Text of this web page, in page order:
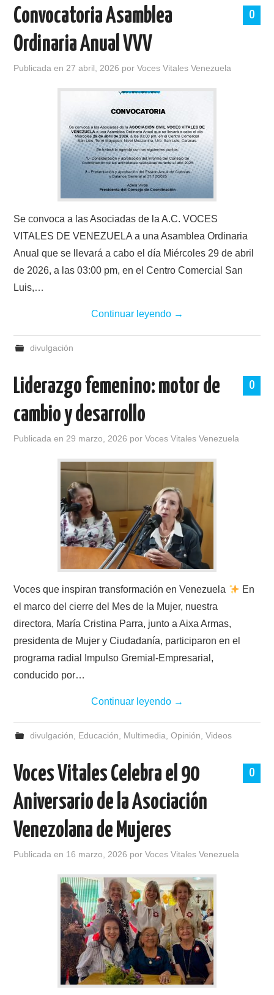
0
Convocatoria Asamblea
Ordinaria Anual VVV
Publicada en 27 abril, 2026 porVoces Vitales Venezuela
Se convoca a las Asociadas de la A.C. VOCES
VITALES DE VENEZUELA a una Asamblea Ordinaria
Anual que se llevará a cabo el día Miércoles 29 de abril
de 2026, a las 03:00 pm, en el Centro Comercial San
Luis,…
Continuar leyendo →
divulgación
0
Liderazgo femenino: motor de
cambio y desarrollo
Publicada en 29 marzo, 2026 porVoces Vitales Venezuela
Voces que inspiran transformación en Venezuela
En
el marco del cierre del Mes de la Mujer, nuestra
directora, María Cristina Parra, junto a Aixa Armas,
presidenta de Mujer y Ciudadanía, participaron en el
programa radial Impulso Gremial-Empresarial,
conducido por…
Continuar leyendo →
divulgación Educación Multimedia Opinión Videos
0
Voces Vitales Celebra el 90
Aniversario de la Asociación
Venezolana de Mujeres
Publicada en 16 marzo, 2026 porVoces Vitales Venezuela